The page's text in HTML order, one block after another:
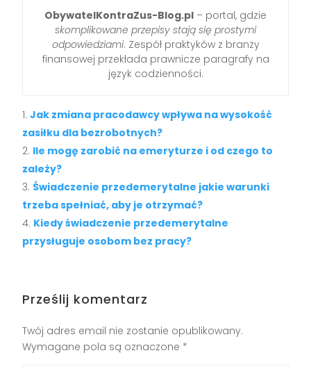
ObywatelKontraZus-Blog.pl – portal, gdzie
skomplikowane przepisy stają się prostymi
odpowiedziami. Zespół praktyków z branży
finansowej przekłada prawnicze paragrafy na
język codzienności.
Jak zmiana pracodawcy wpływa na wysokość
zasiłku dla bezrobotnych?
Ile mogę zarobić na emeryturze i od czego to
zależy?
Świadczenie przedemerytalne jakie warunki
trzeba spełniać, aby je otrzymać?
Kiedy świadczenie przedemerytalne
przysługuje osobom bez pracy?
Prześlij komentarz
Twój adres email nie zostanie opublikowany.
Wymagane pola są oznaczone *